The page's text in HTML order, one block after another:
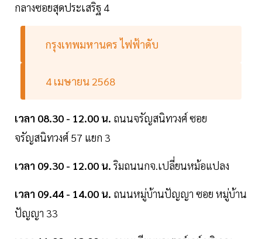
กลางซอยสุดประเสริฐ 4
กรุงเทพมหานคร ไฟฟ้าดับ
4 เมษายน 2568
เวลา 08.30 - 12.00 น. ถนนจรัญสนิทวงศ์ ซอย
จรัญสนิทวงศ์ 57 แยก 3
เวลา 09.30 - 12.00 น. ริมถนนกจ.เปลี่ยนหม้อแปลง
เวลา 09.44 - 14.00 น. ถนนหมู่บ้านปัญญา ซอย หมู่บ้าน
ปัญญา 33